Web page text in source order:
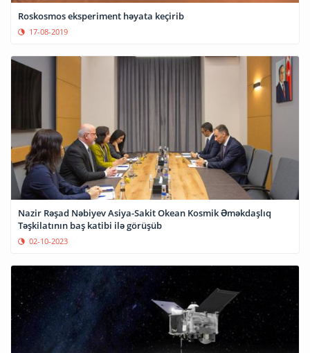
Roskosmos eksperiment həyata keçirib
17-08-2019
Nazir Rəşad Nəbiyev Asiya-Sakit Okean Kosmik Əməkdaşlıq
Təşkilatının baş katibi ilə görüşüb
02-10-2023